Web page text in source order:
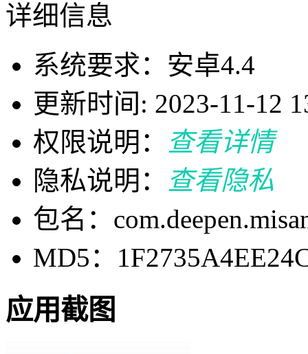
详细信息
系统要求：安卓4.4
更新时间: 2023-11-12
权限说明：
查看详情
隐私说明：
查看隐私
包名：
MD5：
应用截图